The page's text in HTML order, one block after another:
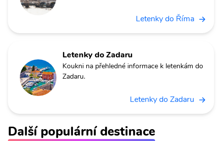
Letenky do Říma
Letenky do Zadaru
Koukni na přehledné informace k letenkám do
Zadaru.
Letenky do Zadaru
Další populární destinace